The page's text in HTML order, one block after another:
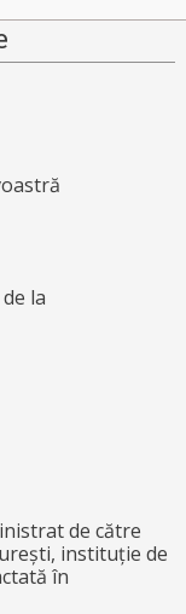
la
de către
instituție de
în